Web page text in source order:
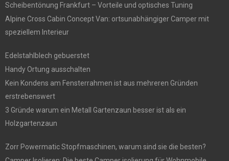
Scheibentönung Frankfurt – Vorteile und optisches Tuning
Alpine Cross Cabin Concept Van: ortsunabhängiger Camper mit
speziellem Interieur
Edelstahlblech gebuerstet
Handy Ortung ausschalten
Kein Kondens am Fensterrahmen ist aus mehreren Gründen
erstrebenswert
3 Gründe warum ein Metall Gartenzaun besser ist als ein
Holzgartenzaun
Zorr Powermatic Stopfmaschinen, warum sind sie die besten?